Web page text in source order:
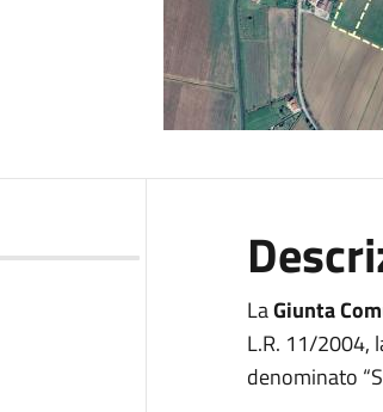
LaGiunta
L.R. 11/2004,
denominato